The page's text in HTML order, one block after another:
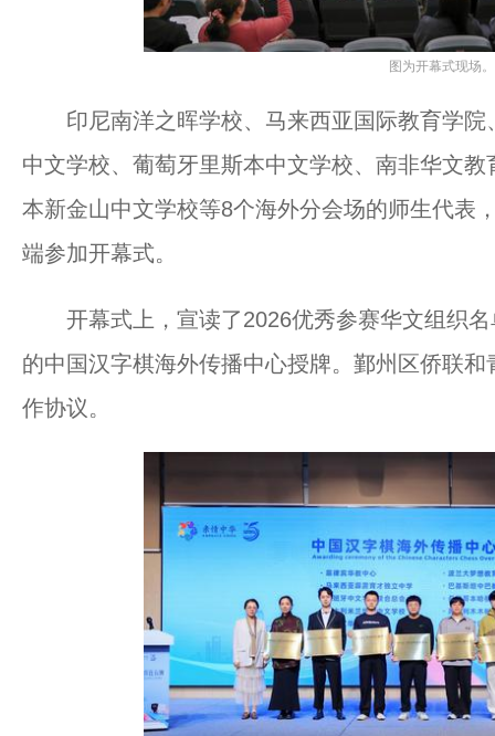
图为开幕式现场。
印尼南洋之晖学校、马来西亚国际教育学院
中文学校、葡萄牙里斯本中文学校、南非华文
本新金山中文学校等8个海外分会场的师生代表
端参加开幕式。
开幕式上，宣读了2026优秀参赛华文组织名
的中国汉字棋海外传播中心授牌。鄞州区侨联
作协议。